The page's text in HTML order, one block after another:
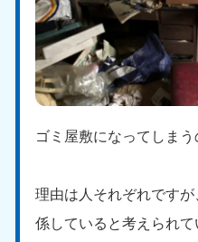
ゴミ屋敷になってしまう
理由は人それぞれです
係していると考えられて